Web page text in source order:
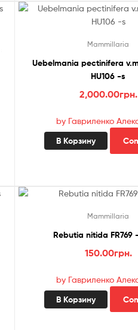
Mammillaria
Uebelmania pectinifera
HU106 -s
2,000.00грн.
by Гавриленко
В Корзину
Mammillaria
Rebutia nitida FR769
150.00грн.
by Гавриленко
В Корзину